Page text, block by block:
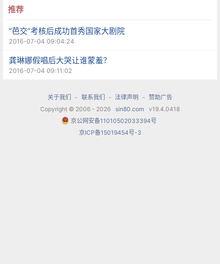
与同在沪上的上海大剧院相比，东艺恐怕先天不
足，没有政府补贴，又位于上海“文化沙漠”的浦
东，但平均年龄30岁的东艺运营团队凭着一股敢闯
的精神，果断以市场思维破题。2005年11月，运营
界名团柏林爱乐乐团请到浦东丁香路。当时，柏林
爱乐乐团演出两天的成本为1200多万，而那时全国
所有剧院全年运营经费超过千万的还不到3家，这无
推荐
“芭交”考核后成功首秀国家大剧院
2016-07-04 09:04:24
龚琳娜假唱后大哭让谁蒙羞？
2016-07-04 09:11:02
关于我们 - 联系我们 - 法律声明 - 赞助广告
Copyright © 2006 - 2026
sin80.com
v19.4.0418
京公网安备11010502033394号
京ICP备15019454号-3